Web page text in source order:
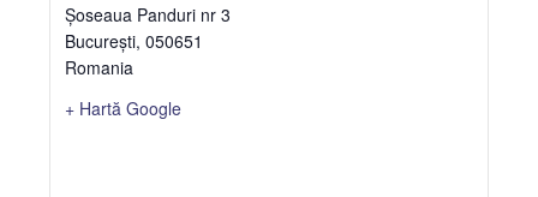
Șoseaua Panduri nr 3
București, 050651
Romania
+ Hartă Google